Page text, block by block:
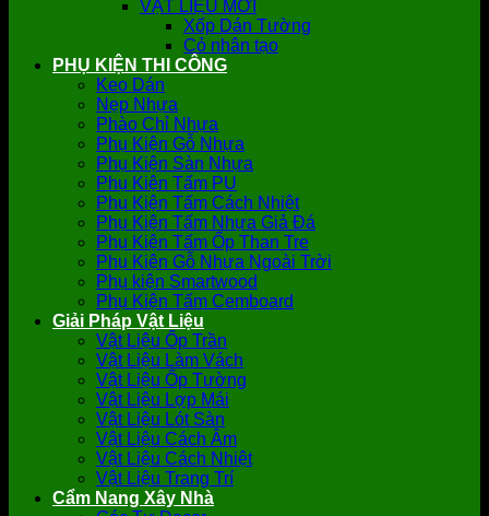
VẬT LIỆU MỚI
Xốp Dán Tường
Cỏ nhân tạo
PHỤ KIỆN THI CÔNG
Keo Dán
Nẹp Nhựa
Phào Chỉ Nhựa
Phụ Kiện Gỗ Nhựa
Phụ Kiện Sàn Nhựa
Phụ Kiện Tấm PU
Phụ Kiện Tấm Cách Nhiệt
Phụ Kiện Tấm Nhựa Giả Đá
Phụ Kiện Tấm Ốp Than Tre
Phụ Kiện Gỗ Nhựa Ngoài Trời
Phụ kiện Smartwood
Phụ Kiện Tấm Cemboard
Giải Pháp Vật Liệu
Vật Liệu Ốp Trần
Vật Liệu Làm Vách
Vật Liệu Ốp Tường
Vật Liệu Lợp Mái
Vật Liệu Lót Sàn
Vật Liệu Cách Âm
Vật Liệu Cách Nhiệt
Vật Liệu Trang Trí
Cẩm Nang Xây Nhà